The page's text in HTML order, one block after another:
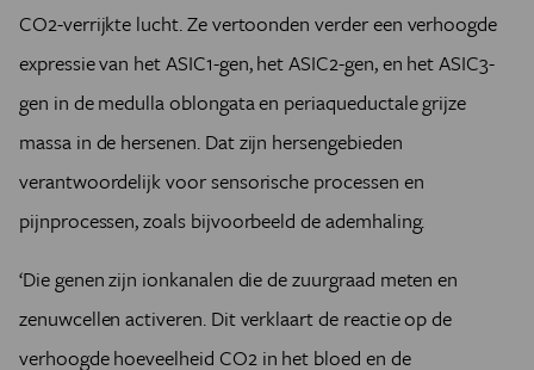
CO2-verrijkte lucht. Ze vertoonden verder een verhoogde
expressie van het ASIC1-gen, het ASIC2-gen, en het ASIC3-
gen in de medulla oblongata en periaqueductale grijze
massa in de hersenen. Dat zijn hersengebieden
verantwoordelijk voor sensorische processen en
pijnprocessen, zoals bijvoorbeeld de ademhaling.
‘Die genen zijn ionkanalen die de zuurgraad meten en
zenuwcellen activeren. Dit verklaart de reactie op de
verhoogde hoeveelheid CO2 in het bloed en de